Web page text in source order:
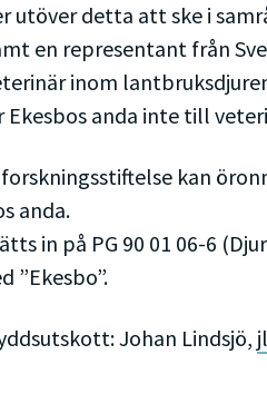
utöver detta att ske i
en representant från
inom
anda inte till
kan
anda.
in på PG 90 01 06-6
”Ekesbo”.
Johan Lindsjö,